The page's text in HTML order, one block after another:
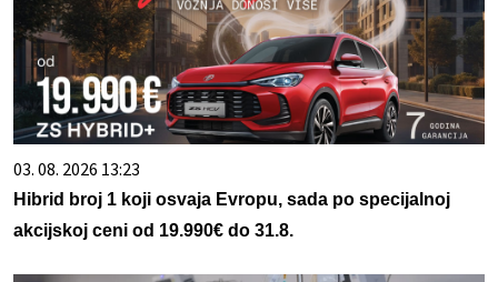
03. 08. 2026 13:23
Hibrid broj 1 koji osvaja Evropu, sada po specijalnoj
akcijskoj ceni od 19.990€ do 31.8.